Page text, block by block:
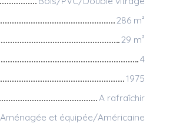
286 m²
29 m²
4
1975
A rafraîchir
Aménagée et équipée/Américaine